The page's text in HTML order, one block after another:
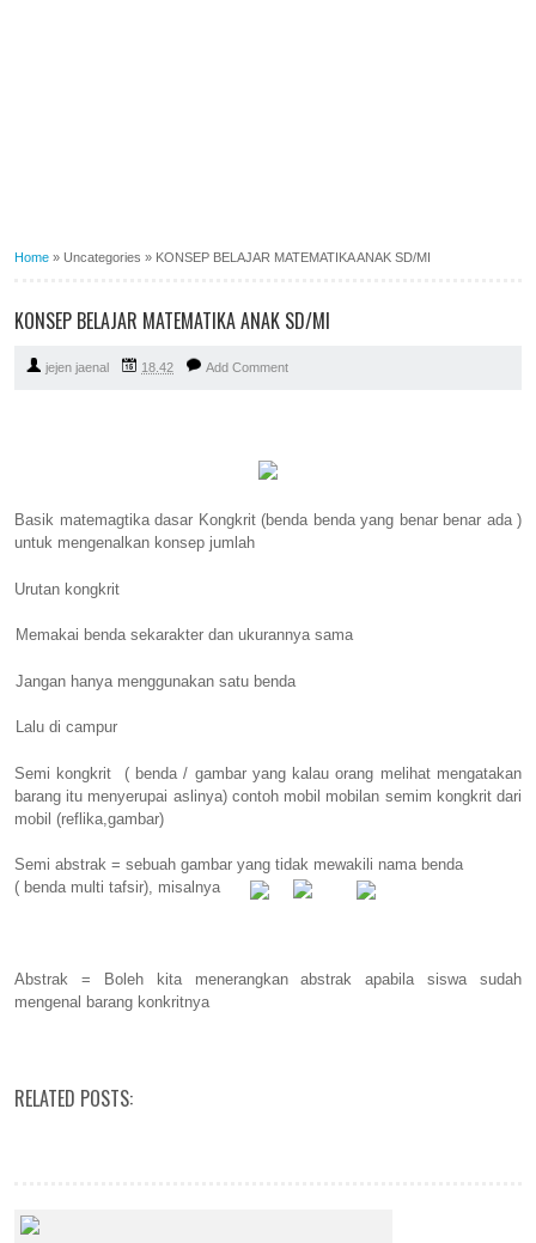
Home » Uncategories » KONSEP BELAJAR MATEMATIKA ANAK SD/MI
KONSEP BELAJAR MATEMATIKA ANAK SD/MI
jejen jaenal 18.42 Add Comment
Basik matemagtika dasar Kongkrit (benda benda yang benar benar ada )
untuk mengenalkan konsep jumlah
Urutan kongkrit
Memakai benda sekarakter dan ukurannya sama
Jangan hanya menggunakan satu benda
Lalu di campur
Semi kongkrit
( benda / gambar yang kalau orang melihat mengatakan
barang itu menyerupai aslinya) contoh mobil mobilan semim kongkrit dari
mobil (reflika,gambar)
Semi abstrak = sebuah gambar yang tidak mewakili nama benda
( benda multi tafsir), misalnya
Abstrak = Boleh kita menerangkan abstrak apabila siswa sudah
mengenal barang konkritnya
RELATED POSTS: